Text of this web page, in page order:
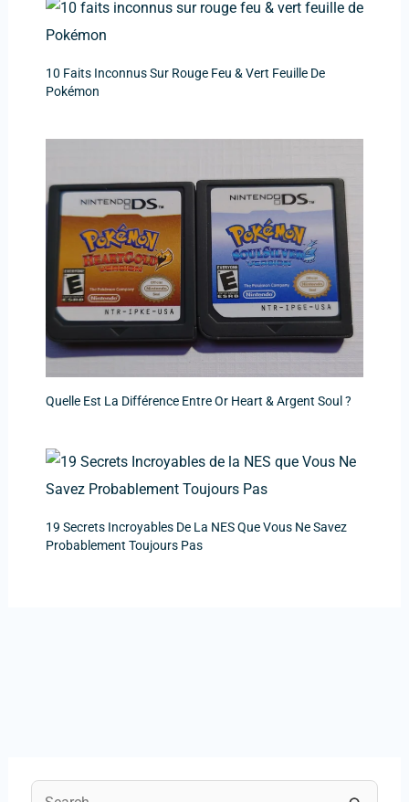
10 Faits Inconnus Sur Rouge Feu & Vert Feuille De
Pokémon
Quelle Est La Différence Entre Or Heart & Argent Soul ?
19 Secrets Incroyables De La NES Que Vous Ne Savez
Probablement Toujours Pas